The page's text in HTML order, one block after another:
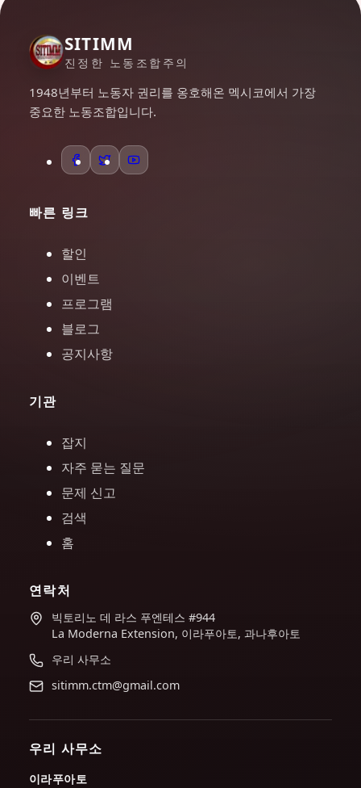
SITIMM
진정한 노동조합주의
1948년부터 노동자 권리를 옹호해온 멕시코에서 가장
중요한 노동조합입니다.
빠른 링크
할인
이벤트
프로그램
블로그
공지사항
기관
잡지
자주 묻는 질문
문제 신고
검색
홈
연락처
빅토리노 데 라스 푸엔테스 #944
La Moderna Extension, 이라푸아토, 과나후아토
우리 사무소
sitimm.ctm@gmail.com
우리 사무소
이라푸아토